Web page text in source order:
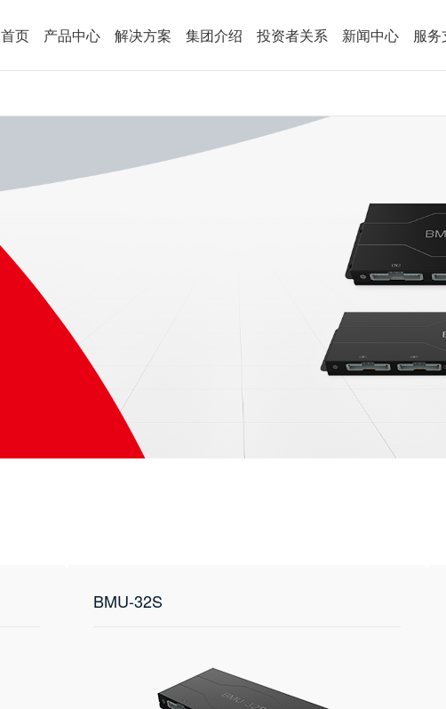
首页 产品中心 解决方案 集团介绍 投资者关系 新闻中心 服务
BMU-32S